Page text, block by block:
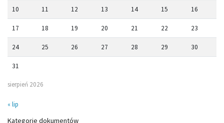
sierpień 2026
10 11 12 13 14 15 16
17 18 19 20 21 22 23
24 25 26 27 28 29 30
31
« lip
Kategorie dokumentów